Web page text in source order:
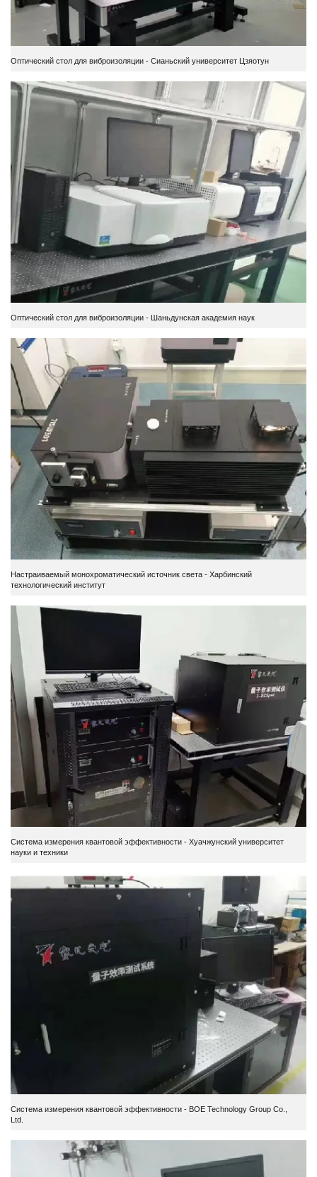
Оптический стол для виброизоляции - Сианьский университет Цзяотун
Оптический стол для виброизоляции - Шаньдунская академия наук
Настраиваемый монохроматический источник света - Харбинский
технологический институт
Система измерения квантовой эффективности - Хуачжунский университет
науки и техники
Система измерения квантовой эффективности - BOE Technology Group Co.,
Ltd.